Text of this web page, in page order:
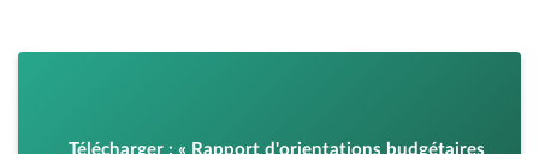
Télécharger : « Rapport d'orientations budgétaires